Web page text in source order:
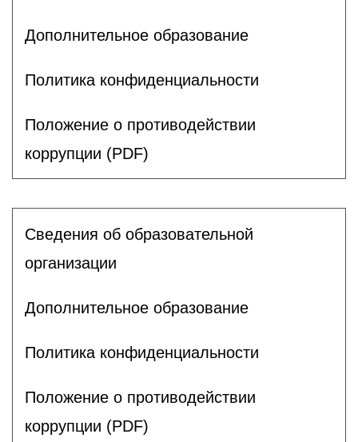
Дополнительное образование
Политика конфиденциальности
Положение о противодействии
коррупции (PDF)
Сведения об образовательной
организации
Дополнительное образование
Политика конфиденциальности
Положение о противодействии
коррупции (PDF)